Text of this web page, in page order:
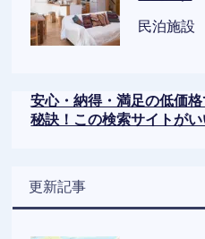
民泊施設
安心・納得・満足の低価
秘訣！この検索サイトが
更新記事